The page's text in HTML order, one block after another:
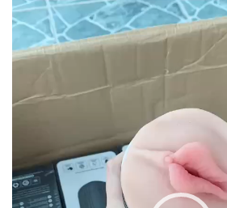
Trình
chơi
Video